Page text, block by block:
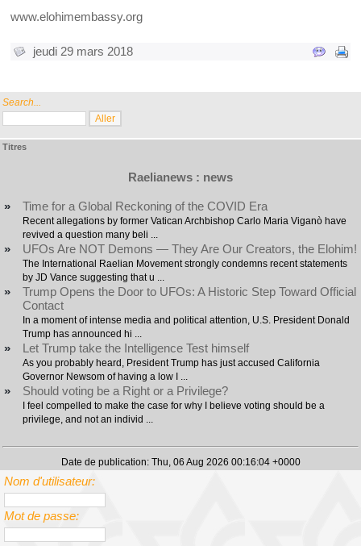
Search...
Titres
Raelianews : news
» Time for a Global Reckoning of the COVID Era
Recent allegations by former Vatican Archbishop Carlo Maria Viganò have
revived a question many beli ...
» UFOs Are NOT Demons — They Are Our Creators, the Elohim!
The International Raelian Movement strongly condemns recent statements
by JD Vance suggesting that u ...
»
Trump Opens the Door to UFOs: A Historic Step Toward Official
Contact
In a moment of intense media and political attention, U.S. President Donald
Trump has announced hi ...
» Let Trump take the Intelligence Test himself
As you probably heard, President Trump has just accused California
Governor Newsom of having a low I ...
» Should voting be a Right or a Privilege?
I feel compelled to make the case for why I believe voting should be a
privilege, and not an individ ...
Date de publication: Thu, 06 Aug 2026 00:16:04 +0000
www.elohimembassy.org
jeudi 29 mars 2018
Nom d'utilisateur:
Mot de passe: